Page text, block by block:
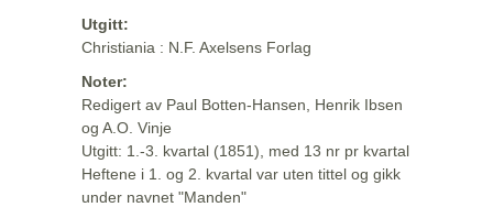
Utgitt:
Christiania : N.F. Axelsens Forlag
Noter:
Redigert av Paul Botten-Hansen, Henrik Ibsen
og A.O. Vinje
Utgitt: 1.-3. kvartal (1851), med 13 nr pr kvartal
Heftene i 1. og 2. kvartal var uten tittel og gikk
under navnet "Manden"